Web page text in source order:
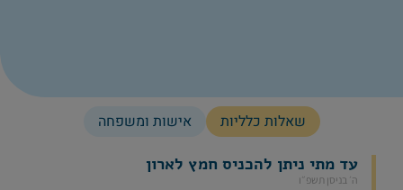
שאלות כלליות
אישות ומשפחה
עד מתי ניתן להכניס חמץ לארון
ה׳ בניסן תשפ״ו